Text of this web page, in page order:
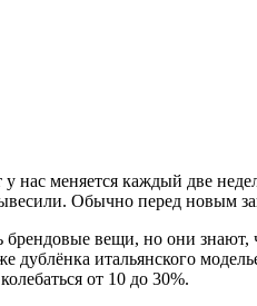
меняется каждый две
Обычно перед
вещи, но они
дублёнка итальянского
от 10 до 30%.